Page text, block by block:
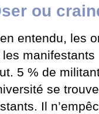
ou
entendu, les
les manifestants
5 % de
se
Il